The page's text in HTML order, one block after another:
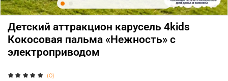
(0)
Детский аттракцион карусель 4kids
Кокосовая пальма «Нежность» c
электроприводом